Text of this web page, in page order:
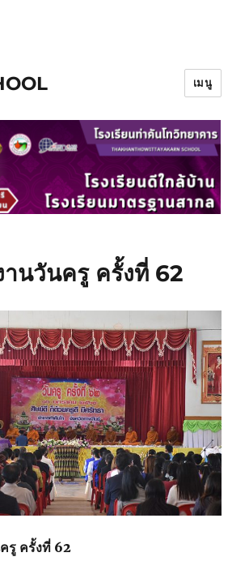
เมนู
านวันครู ครั้งที่ 62
รู ครั้งที่ 62